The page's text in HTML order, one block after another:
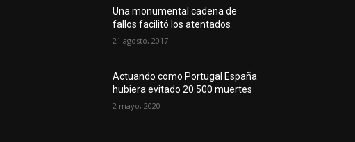
Una monumental cadena de
fallos facilitó los atentados
21 agosto, 2017
Actuando como Portugal España
hubiera evitado 20.500 muertes
2 mayo, 2020